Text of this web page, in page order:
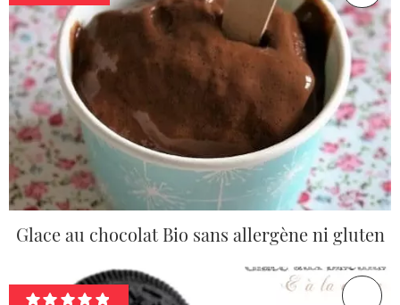
Glace au chocolat Bio sans allergène ni gluten